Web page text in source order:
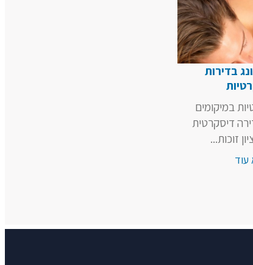
בדירות
במיקומים
דיסקרטית
זוכות...
עוד